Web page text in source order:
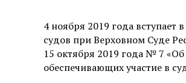
4 ноября 2019 года вступает
судов при Верховном Суде
15 октября 2019 года № 7
обеспечивающих участие в